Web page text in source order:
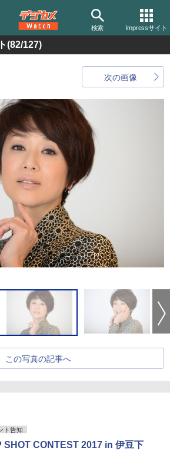
検索 Impressサイト
(82/127)
次の画像
この写真の記事へ
ト告知
SHOT CONTEST 2017 in 伊豆下